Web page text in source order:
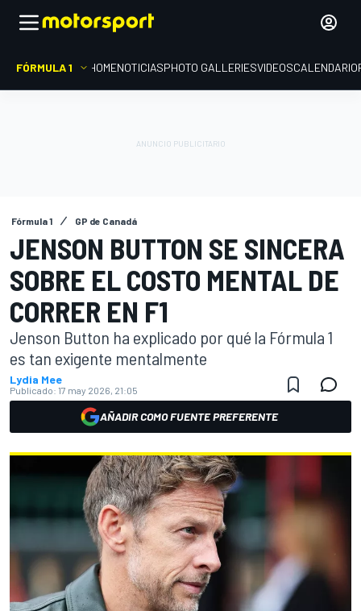
FÓRMULA 1 HOMENOTICIASPHOTO GALLERIESVIDEOSCALENDARIO
Fórmula 1 GP de Canadá
JENSON BUTTON SE SINCERA
SOBRE EL COSTO MENTAL DE
CORRER EN F1
Jenson Button ha explicado por qué la Fórmula 1
es tan exigente mentalmente
Lydia Mee
Publicado: 17 may 2026, 21:05
AÑADIR COMO FUENTE PREFERENTE